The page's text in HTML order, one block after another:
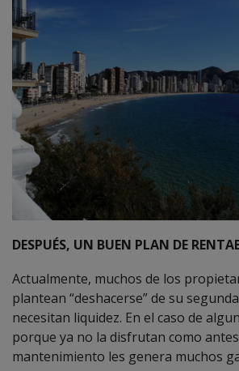
DESPUÉS, UN BUEN PLAN DE
Actualmente, muchos de los
plantean “deshacerse” de su
necesitan liquidez. En el caso de
porque ya no la disfrutan como
mantenimiento les genera muchos